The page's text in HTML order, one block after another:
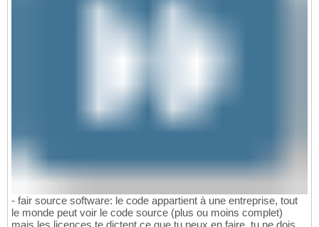
- fair source software: le code appartient à une entreprise, tout
le monde peut voir le code source (plus ou moins complet)
mais les licences te dictent ce que tu peux en faire, tu ne dois